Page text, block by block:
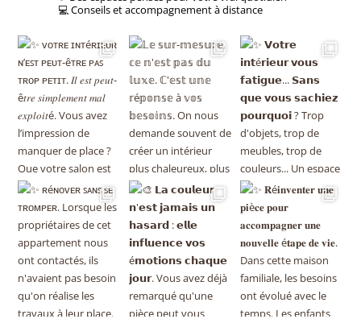
💻 Conseils et accompagnement à distance